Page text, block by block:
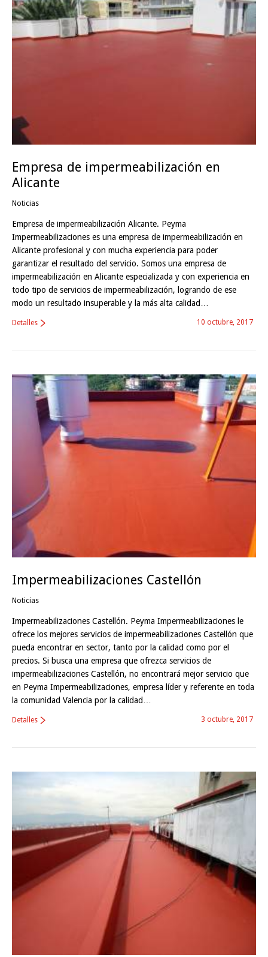
Empresa de impermeabilización en
Alicante
Noticias
Empresa de impermeabilización Alicante. Peyma
Impermeabilizaciones es una empresa de impermeabilización en
Alicante profesional y con mucha experiencia para poder
garantizar el resultado del servicio. Somos una empresa de
impermeabilización en Alicante especializada y con experiencia en
todo tipo de servicios de impermeabilización, logrando de ese
modo un resultado insuperable y la más alta calidad…
10 octubre, 2017
Detalles
Impermeabilizaciones Castellón
Noticias
Impermeabilizaciones Castellón. Peyma Impermeabilizaciones le
ofrece los mejores servicios de impermeabilizaciones Castellón que
pueda encontrar en sector, tanto por la calidad como por el
precios. Si busca una empresa que ofrezca servicios de
impermeabilizaciones Castellón, no encontrará mejor servicio que
en Peyma Impermeabilizaciones, empresa líder y referente en toda
la comunidad Valencia por la calidad…
3 octubre, 2017
Detalles